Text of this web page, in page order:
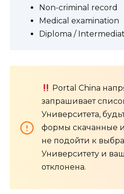
Non-criminal record
Medical examination
Diploma /
Portal China
запрашивает
Университета,
формы скачанные
не подойти к
Университету и
отклонена.